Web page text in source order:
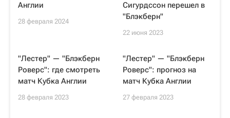
Англии
28 февраля 2024
Сигурдссон перешел в
"Блэкберн"
22 июня 2023
"Лестер" — "Блэкберн
Роверс": где смотреть
матч Кубка Англии
28 февраля 2023
"Лестер" — "Блэкберн
Роверс": прогноз на
матч Кубка Англии
27 февраля 2023